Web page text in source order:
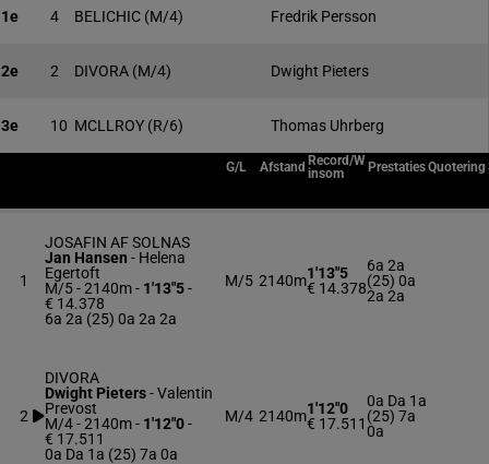
1e 4 BELICHIC (M/4) Fredrik Persson
2e 2 DIVORA (M/4) Dwight Pieters
3e 10 MCLLROY (R/6) Thomas Uhrberg
G/L Afstand Record/W
insom
PrestatiesQuotering
1
JOSAFIN AF SOLNAS
Jan Hansen - Helena
Egertoft
M/5 - 2140m- 1'13"5-
€ 14.378
6a 2a (25) 0a 2a 2a
M/5 2140m1'13"5
€ 14.378
6a 2a
(25) 0a
2a 2a
2
DIVORA
Dwight Pieters-Valentin
Prevost
M/4 - 2140m- 1'12"0-
€ 17.511
0a Da 1a (25) 7a 0a
M/4 2140m1'12"0
€ 17.511
0a Da 1a
(25) 7a
0a